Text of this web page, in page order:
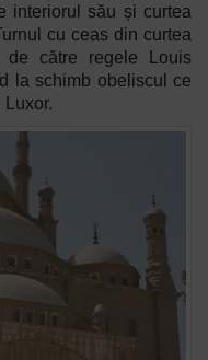
interiorul său și curtea
cu ceas din curtea
către regele Louis
la schimb obeliscul ce